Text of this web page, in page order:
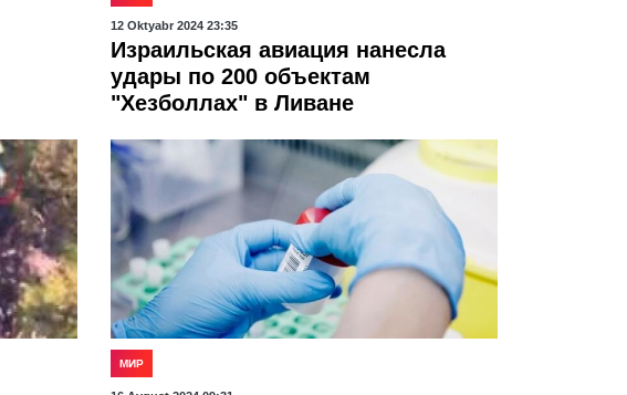
12 Oktyabr 2024 23:35
Израильская авиация нанесла
удары по 200 объектам
"Хезболлах" в Ливане
МИР